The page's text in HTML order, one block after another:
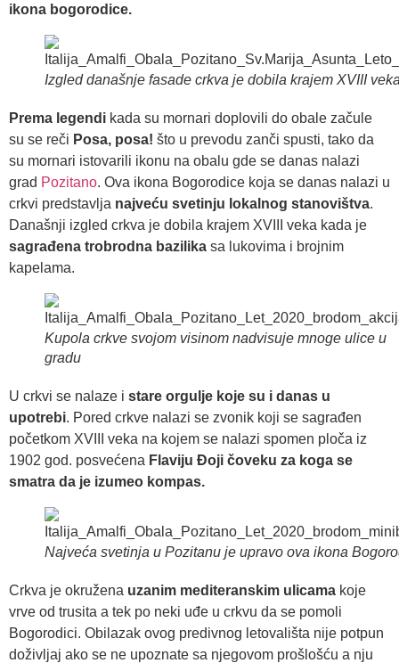
ikona bogorodice.
Izgled današnje fasade crkva je dobila krajem XVIII
Prema legendi kada su mornari doplovili do obale začule
su se reči Posa, posa! što u prevodu zanči spusti, tako da
su mornari istovarili ikonu na obalu gde se danas nalazi
grad Pozitano. Ova ikona Bogorodice koja se danas nalazi u
crkvi predstavlja najveću svetinju lokalnog stanovištva.
Današnji izgled crkva je dobila krajem XVIII veka kada je
sagrađena trobrodna bazilika sa lukovima i brojnim
kapelama.
Kupola crkve svojom visinom nadvisuje mnoge ulice u
gradu
U crkvi se nalaze i stare orgulje koje su i danas u
upotrebi. Pored crkve nalazi se zvonik koji se sagrađen
početkom XVIII veka na kojem se nalazi spomen ploča iz
1902 god. posvećena Flaviju Đoji čoveku za koga se
smatra da je izumeo kompas.
Najveća svetinja u Pozitanu je upravo ova ikona
Crkva je okružena uzanim mediteranskim ulicama koje
vrve od trusita a tek po neki uđe u crkvu da se pomoli
Bogorodici. Obilazak ovog predivnog letovališta nije potpun
doživljaj ako se ne upoznate sa njegovom prošlošću a nju